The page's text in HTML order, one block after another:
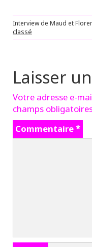
Interview de Maud et
classé
Laisser
Votre adresse e-
champs
Commentaire*